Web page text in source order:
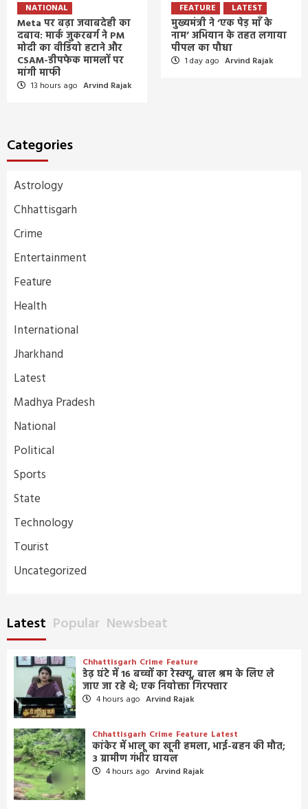
NATIONAL
Meta पर बढ़ा जवाबदेही का
दबाव: मार्क जुकरबर्ग ने PM
मोदी का वीडियो हटाने और
CSAM-डीपफेक मामलों पर
मांगी माफी
13 hours ago Arvind Rajak
FEATURE
LATEST
मुख्यमंत्री ने ‘एक पेड़ माँ के
नाम’ अभियान के तहत लगाया
पीपल का पौधा
1 day ago Arvind Rajak
Categories
Astrology
Chhattisgarh
Crime
Entertainment
Feature
Health
International
Jharkhand
Latest
Madhya Pradesh
National
Political
Sports
State
Technology
Tourist
Uncategorized
Latest Popular Newsbeat
Chhattisgarh Crime Feature
डेढ़ घंटे में 16 बच्चों का रेस्क्यू, बाल श्रम के लिए ले
जाए जा रहे थे; एक नियोक्ता गिरफ्तार
4 hours ago Arvind Rajak
Chhattisgarh Crime Feature Latest
कांकेर में भालू का खूनी हमला, भाई-बहन की मौत;
3 ग्रामीण गंभीर घायल
4 hours ago Arvind Rajak